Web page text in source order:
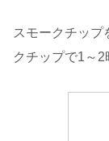
スモークチップ
クチップで1～2